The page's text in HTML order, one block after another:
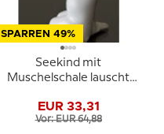
SPARREN 49%
Seekind mit
Muschelschale lauscht
Gröndahl Figur Nr. 469
oder 2264
EUR 33,31
Vor: EUR 64,88